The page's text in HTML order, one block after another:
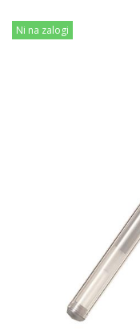
Ni na zalogi